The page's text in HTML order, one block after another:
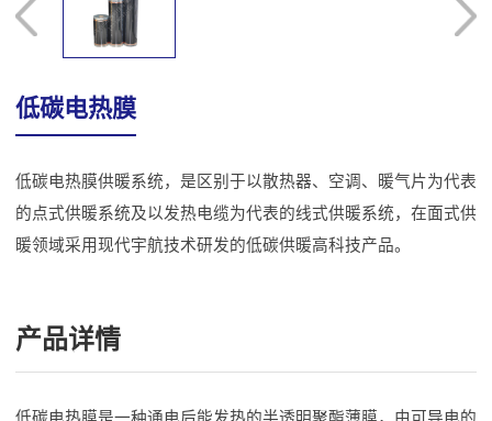
低碳电热膜
低碳电热膜供暖系统，是区别于以散热器、空调、暖气片为代表
的点式供暖系统及以发热电缆为代表的线式供暖系统，在面式供
暖领域采用现代宇航技术研发的低碳供暖高科技产品。
产品详情